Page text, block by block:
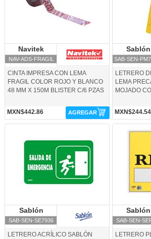
Navitek
NAV-ADS-FRAGIL
CINTA IMPRESA CON LEMA
FRAGIL COLOR ROJO Y BLANCO
48 MM X 150M BLISTER C/6 PZAS
MXN$442.86 AGREGAR
Sablón
SAB-SEN-
LETRERO
LEMA
MOJADO
MXN$244.54
Sablón
SAB-SEN-SE7936
LETRERO ACRÍLICO SABLÓN
Sablón
SAB-SEN-
LETRERO